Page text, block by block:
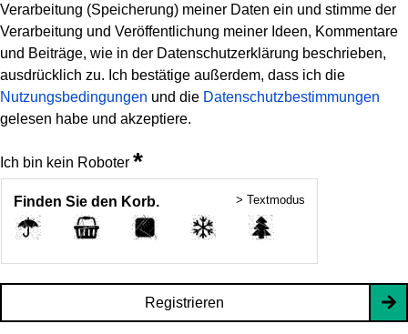
Verarbeitung (Speicherung) meiner Daten ein und stimme der
Verarbeitung und Veröffentlichung meiner Ideen, Kommentare
und Beiträge, wie in der Datenschutzerklärung beschrieben,
ausdrücklich zu. Ich bestätige außerdem, dass ich die
Nutzungsbedingungen und die Datenschutzbestimmungen
gelesen habe und akzeptiere.
Ich bin kein Roboter *
Finden Sie den Korb. > Textmodus
Registrieren